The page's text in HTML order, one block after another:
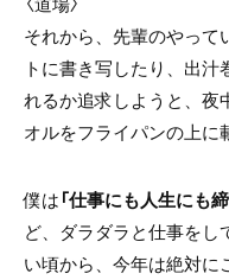
それから、先輩のやって
トに書き写したり、出
れるか追求しようと、夜
オルをフライパンの上に
僕は「仕事にも人生にも
ど、ダラダラと仕事を
い頃から、今年は絶対に